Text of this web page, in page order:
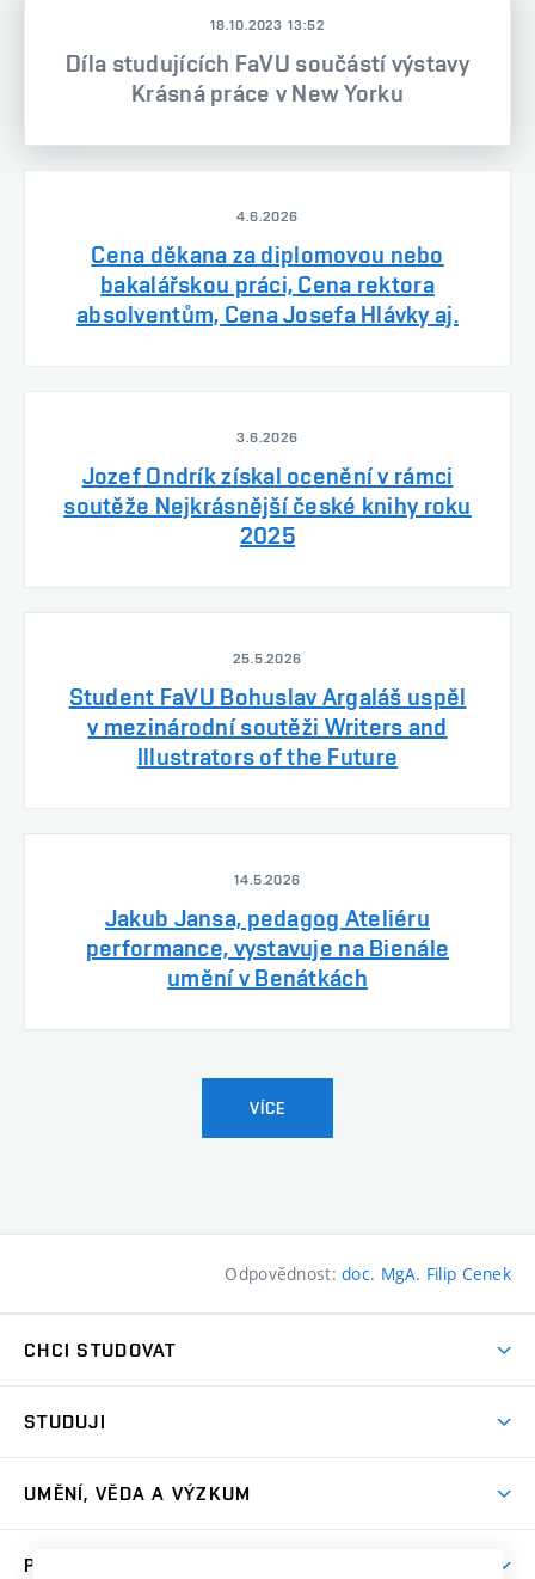
18.10.2023 13:52
Díla studujících FaVU součástí výstavy
Krásná práce v New Yorku
4.6.2026
Cena děkana za diplomovou nebo
bakalářskou práci, Cena rektora
absolventům, Cena Josefa Hlávky aj.
3.6.2026
Jozef Ondrík získal ocenění v rámci
soutěže Nejkrásnější české knihy roku
2025
25.5.2026
Student FaVU Bohuslav Argaláš uspěl
v mezinárodní soutěži Writers and
Illustrators of the Future
14.5.2026
Jakub Jansa, pedagog Ateliéru
performance, vystavuje na Bienále
umění v Benátkách
VÍCE
Odpovědnost:doc. MgA. Filip Cenek
CHCI STUDOVAT
Přijímačky
Dny otevřených dveří
Přípravné kurzy
STUDUJI
Časový plán studia
UMĚNÍ, VĚDA A VÝZKUM
PRO VEŘEJNOST